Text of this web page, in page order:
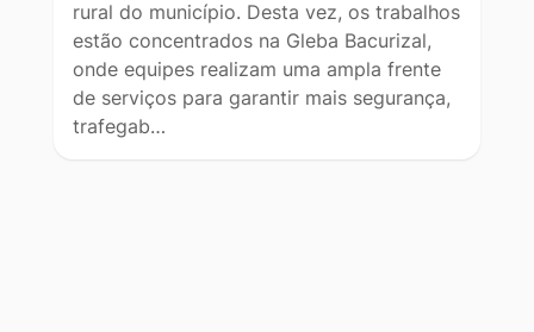
rural do município. Desta vez, os trabalhos
estão concentrados na Gleba Bacurizal,
onde equipes realizam uma ampla frente
de serviços para garantir mais segurança,
trafegab…